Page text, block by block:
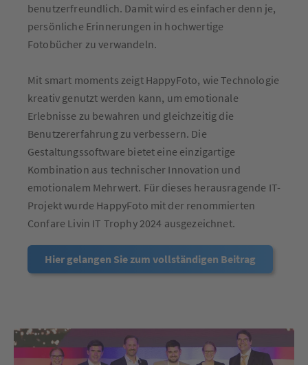
benutzerfreundlich. Damit wird es einfacher denn je,
persönliche Erinnerungen in hochwertige
Fotobücher zu verwandeln.
Mit smart moments zeigt HappyFoto, wie Technologie
kreativ genutzt werden kann, um emotionale
Erlebnisse zu bewahren und gleichzeitig die
Benutzererfahrung zu verbessern. Die
Gestaltungssoftware bietet eine einzigartige
Kombination aus technischer Innovation und
emotionalem Mehrwert. Für dieses herausragende IT-
Projekt wurde HappyFoto mit der renommierten
Confare Livin IT Trophy 2024 ausgezeichnet.
Hier gelangen Sie zum vollständigen Beitrag